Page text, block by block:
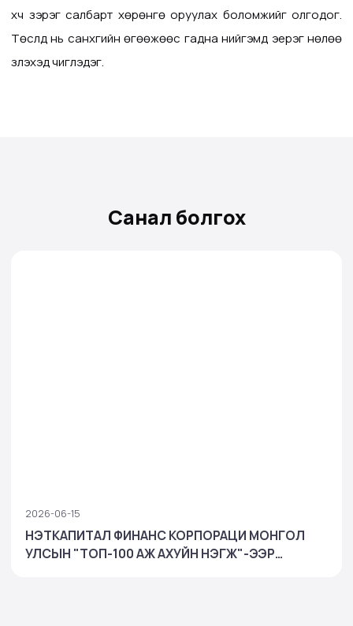
хүч зэрэг салбарт хөрөнгө оруулах боломжийг олгодог.
Төслүүд нь санхүүгийн өгөөжөөс гадна нийгэмд эерэг нөлөө
үзүүлэхэд чиглэдэг.
Санал болгох
2026-06-15
НЭТКАПИТАЛ ФИНАНС КОРПОРАЦИ МОНГОЛ
УЛСЫН "ТОП-100 АЖ АХУЙН НЭГЖ"-ЭЭР